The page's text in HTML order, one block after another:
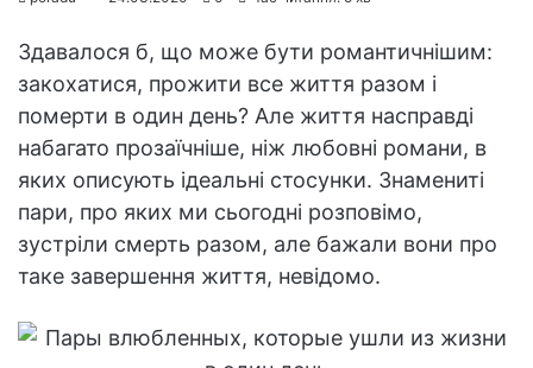
Здавалося б, що може бути романтичнішим:
закохатися, прожити все життя разом і
померти в один день? Але життя насправді
набагато прозаїчніше, ніж любовні романи, в
яких описують ідеальні стосунки. Знамениті
пари, про яких ми сьогодні розповімо,
зустріли смерть разом, але бажали вони про
таке завершення життя, невідомо.